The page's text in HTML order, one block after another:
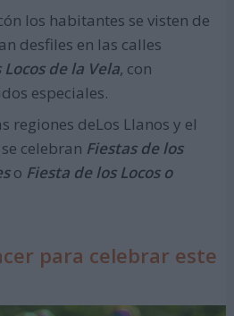
los habitantes se visten de
desfiles en las calles
Locos de la Vela, con
especiales.
regiones deLos Llanos y el
celebran Fiestas de los
o Fiesta de los Locos o
para celebrar este